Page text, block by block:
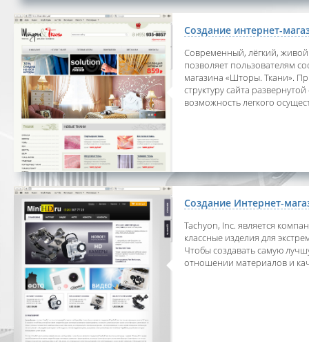
Создание интернет-
Современный, лёгкий,
позволяет пользователям
магазина «Шторы. Ткани».
структуру сайта
возможность легкого
Создание Интернет-
Tachyon, Inc. является
классные изделия для
Чтобы создавать самую
отношении материалов и